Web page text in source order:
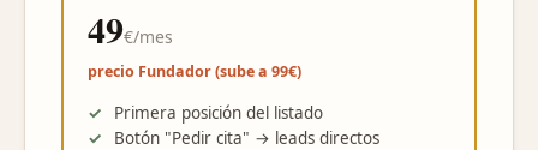
49€/mes
precio Fundador (sube a 99€)
Primera posición del listado
Botón "Pedir cita" → leads directos